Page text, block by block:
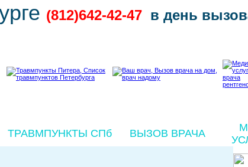
(812)642-42-47в день
ТРАВМПУНКТЫ СПб ВЫЗОВ ВРАЧА